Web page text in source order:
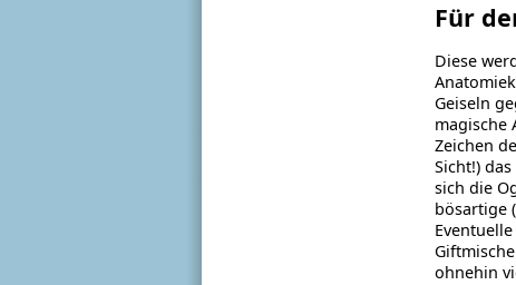
Für
Diese
Geiseln
magische
Zeichen
Sicht!)
sich die
bösartige
ohnehin